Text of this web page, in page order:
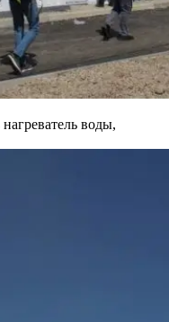
воды,